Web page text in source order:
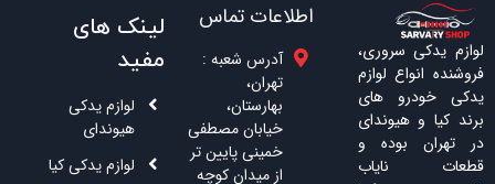
لوازم یدکی سروری،
فروشنده انواع لوازم
یدکی خودرو های
برند کیا و هیوندای
در تهران بوده و
قطعات نایاب
اطلاعات تماس
آدرس شعبه :
تهران،
بهارستان،
خیابان مصطفی
خمینی پایین تر
از میدان کوچه
لینک های
مفید
لوازم یدکی
هیوندای
لوازم یدکی کیا